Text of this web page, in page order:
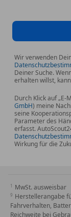
Wir verwenden
Deiner Suche.
erhalten willst,
Durch Klick auf „E-
GmbH) meine
seine
Parameter des
erfasst.
Wirkung für die
MwSt. ausweisbar
Herstellerangabe
Fahrverhalten,
Reichweite bei